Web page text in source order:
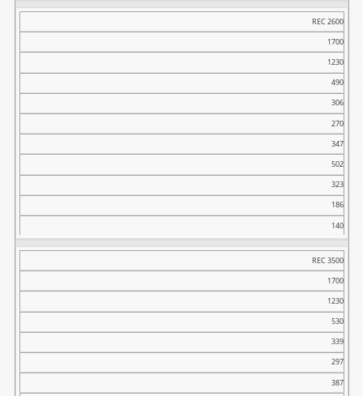
REC 2600
1700
1230
490
306
270
347
502
323
186
140
REC 3500
1700
1230
530
339
297
387